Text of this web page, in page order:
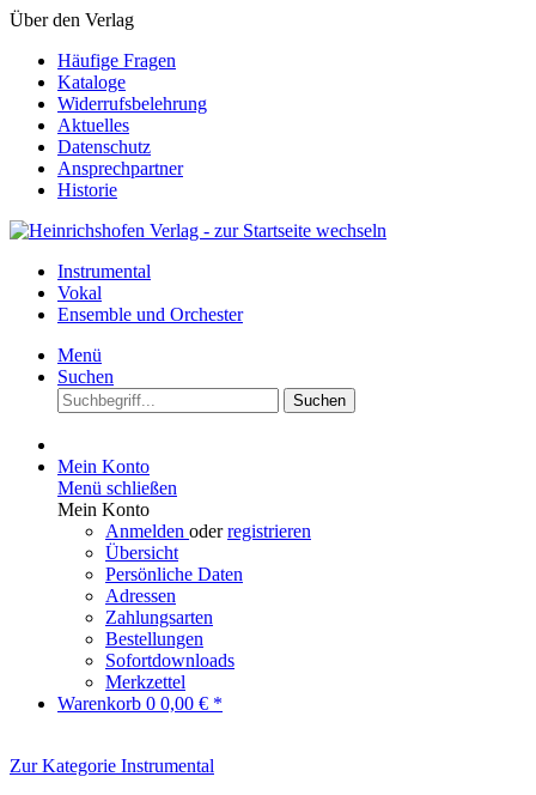
Über den Verlag
Häufige Fragen
Kataloge
Widerrufsbelehrung
Aktuelles
Datenschutz
Ansprechpartner
Historie
Instrumental
Vokal
Ensemble und Orchester
Menü
Suchen
Suchen
Mein Konto
Menü schließen
Mein Konto
Anmelden oderregistrieren
Übersicht
Persönliche Daten
Adressen
Zahlungsarten
Bestellungen
Sofortdownloads
Merkzettel
Warenkorb 0 0,00 € *
Zur Kategorie Instrumental